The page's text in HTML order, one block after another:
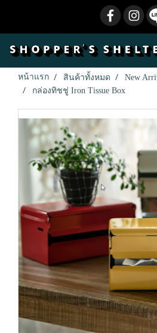
หน้าแรก สินค้าทั้งหมด
New
กล่องทิชชู่ Iron Tissue Box